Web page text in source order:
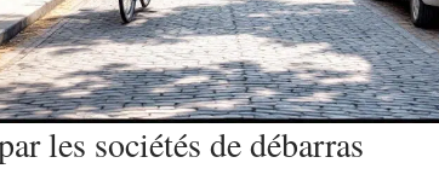
les sociétés de débarras